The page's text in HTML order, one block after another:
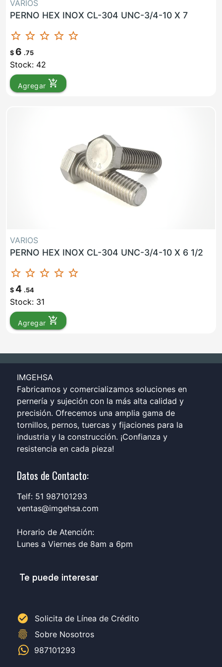
VARIOS
PERNO HEX INOX CL-304 UNC-3/4-10 X 7
star_border star_border star_border star_border star_border
$ 6 .75
Stock: 42
Agregar add_shopping_cart
VARIOS
PERNO HEX INOX CL-304 UNC-3/4-10 X 6 1/2
star_border star_border star_border star_border star_border
$ 4 .54
Stock: 31
Agregar add_shopping_cart
IMGEHSA
Fabricamos y comercializamos soluciones en
pernería y sujeción con la más alta calidad y
precisión. Ofrecemos una amplia gama de
tornillos, pernos, tuercas y fijaciones para la
industria y la construcción. ¡Confianza y
resistencia en cada pieza!
Datos de Contacto:
Telf: 51 987101293
ventas@imgehsa.com
Horario de Atención:
Lunes a Viernes de 8am a 6pm
Te puede interesar
check_circle Solicita de Línea de Crédito
fingerprint
Sobre Nosotros
987101293